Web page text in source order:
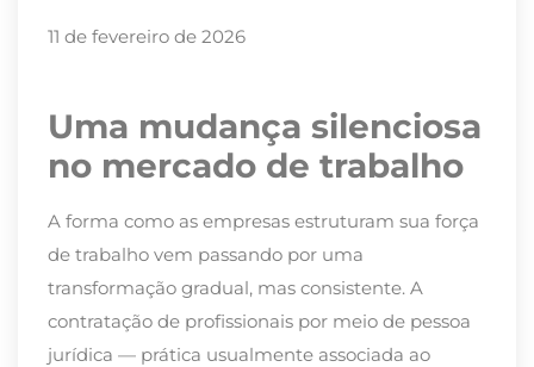
11 de fevereiro de 2026
Uma mudança silenciosa
no mercado de trabalho
A forma como as empresas estruturam sua força
de trabalho vem passando por uma
transformação gradual, mas consistente. A
contratação de profissionais por meio de pessoa
jurídica — prática usualmente associada ao